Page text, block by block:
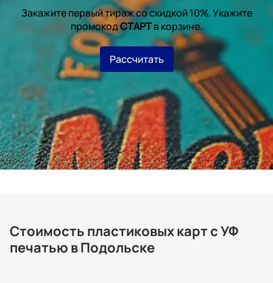
Закажите первый тираж со скидкой 10%. Укажите
промокодСТАРТв корзине.
Рассчитать
Стоимость пластиковых карт с УФ
печатью в Подольске